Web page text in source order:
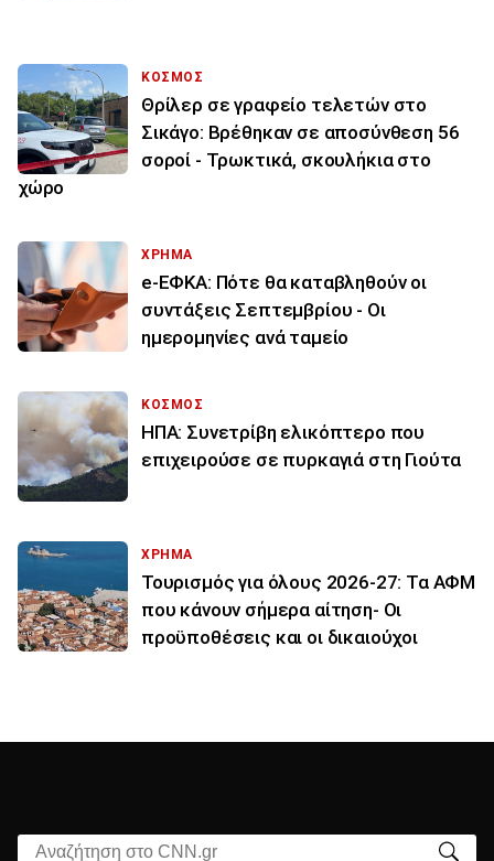
ΚΟΣΜΟΣ
Θρίλερ σε γραφείο τελετών στο
Σικάγο: Βρέθηκαν σε αποσύνθεση 56
σοροί - Τρωκτικά, σκουλήκια στο
χώρο
ΧΡΗΜΑ
e-ΕΦΚΑ: Πότε θα καταβληθούν οι
συντάξεις Σεπτεμβρίου - Οι
ημερομηνίες ανά ταμείο
ΚΟΣΜΟΣ
ΗΠΑ: Συνετρίβη ελικόπτερο που
επιχειρούσε σε πυρκαγιά στη Γιούτα
ΧΡΗΜΑ
Τουρισμός για όλους 2026-27: Τα ΑΦΜ
που κάνουν σήμερα αίτηση- Οι
προϋποθέσεις και οι δικαιούχοι
Αναζήτηση στο CNN.gr